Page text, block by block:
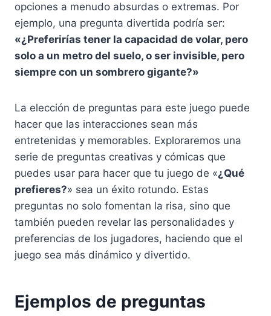
opciones a menudo absurdas o extremas. Por
ejemplo, una pregunta divertida podría ser:
«¿Preferirías tener la capacidad de volar, pero
solo a un metro del suelo, o ser invisible, pero
siempre con un sombrero gigante?»
La elección de preguntas para este juego puede
hacer que las interacciones sean más
entretenidas y memorables. Exploraremos una
serie de preguntas creativas y cómicas que
puedes usar para hacer que tu juego de «¿Qué
prefieres?» sea un éxito rotundo. Estas
preguntas no solo fomentan la risa, sino que
también pueden revelar las personalidades y
preferencias de los jugadores, haciendo que el
juego sea más dinámico y divertido.
Ejemplos de preguntas